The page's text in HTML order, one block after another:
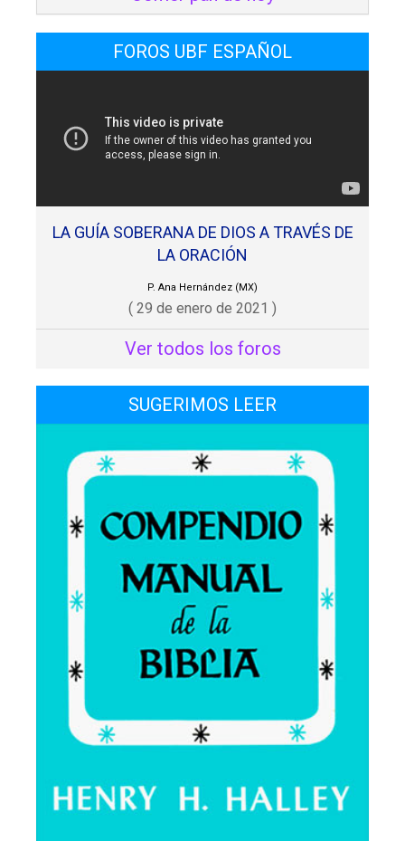
FOROS UBF ESPAÑOL
LA GUÍA SOBERANA DE DIOS A TRAVÉS DE
LA ORACIÓN
P. Ana Hernández (MX)
( 29 de enero de 2021 )
Ver todos los foros
SUGERIMOS LEER